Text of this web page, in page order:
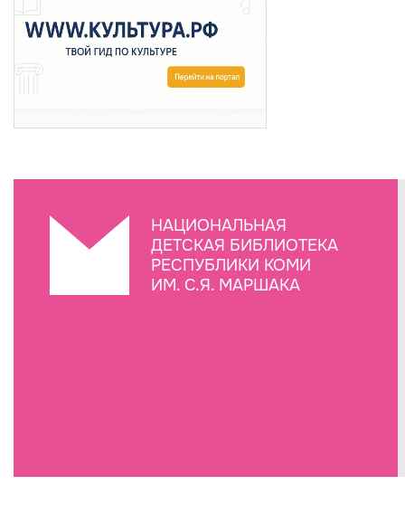
НАЦИОНАЛЬНАЯ
ДЕТСКАЯ БИБЛИОТЕКА
РЕСПУБЛИКИ КОМИ
ИМ. С.Я. МАРШАКА